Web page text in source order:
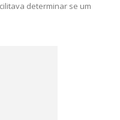
determinar se um